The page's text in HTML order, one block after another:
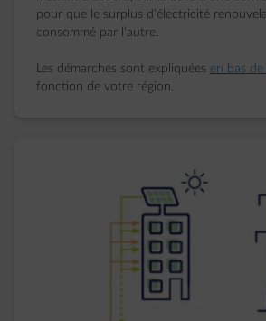
pour que le surplus d’électricité
consommé par l’autre.
Les démarches sont expliquées en bas
fonction de votre région.